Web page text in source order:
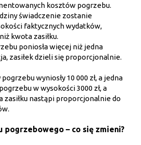
kosztów pogrzebu.
świadczenie zostanie
faktycznych wydatków,
kwota zasiłku.
poniosła więcej niż jedna
zasiłek dzieli się proporcjonalnie.
wyniosły 10 000 zł, a jedna
w wysokości 3000 zł, a
zasiłku nastąpi proporcjonalnie do
pogrzebowego – co się zmieni?